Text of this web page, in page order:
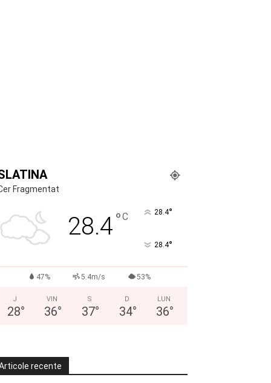
Fragmentat
28.4°C 28.4°
28.4°
47% 5.4m/s 53%
J
28°
VIN
36°
S
37°
D
34°
LUN
36°
recente